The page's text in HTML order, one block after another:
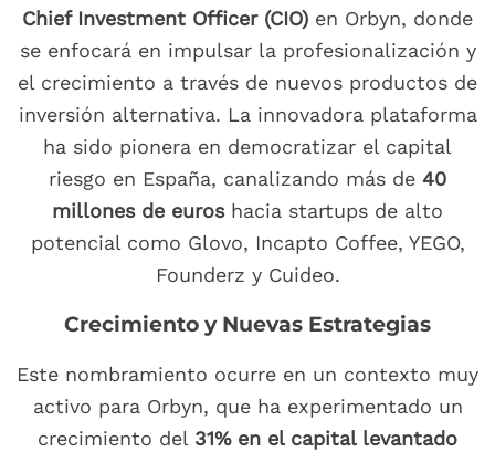
Chief Investment Officer (CIO) en Orbyn, donde
se enfocará en impulsar la profesionalización y
el crecimiento a través de nuevos productos de
inversión alternativa. La innovadora plataforma
ha sido pionera en democratizar el capital
riesgo en España, canalizando más de 40
millones de euroshacia startups de alto
potencial como Glovo, Incapto Coffee, YEGO,
Founderz y Cuideo.
Crecimiento y Nuevas Estrategias
Este nombramiento ocurre en un contexto muy
activo para Orbyn, que ha experimentado un
crecimiento del 31% en el capital levantado